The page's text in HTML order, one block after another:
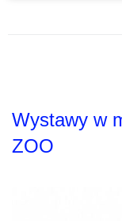
Wystawy w
ZOO